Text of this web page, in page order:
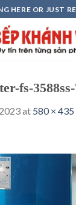
HERE OR JUST
fs-
at 580 × 435